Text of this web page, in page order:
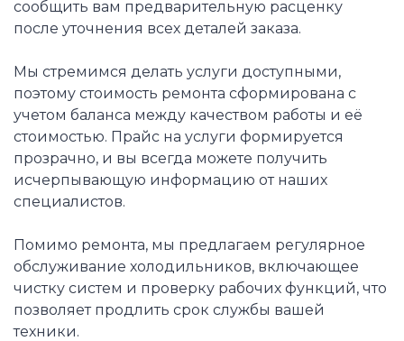
сообщить вам предварительную расценку
после уточнения всех деталей заказа.
Мы стремимся делать услуги доступными,
поэтому стоимость ремонта сформирована с
учетом баланса между качеством работы и её
стоимостью. Прайс на услуги формируется
прозрачно, и вы всегда можете получить
исчерпывающую информацию от наших
специалистов.
Помимо ремонта, мы предлагаем регулярное
обслуживание холодильников, включающее
чистку систем и проверку рабочих функций, что
позволяет продлить срок службы вашей
техники.